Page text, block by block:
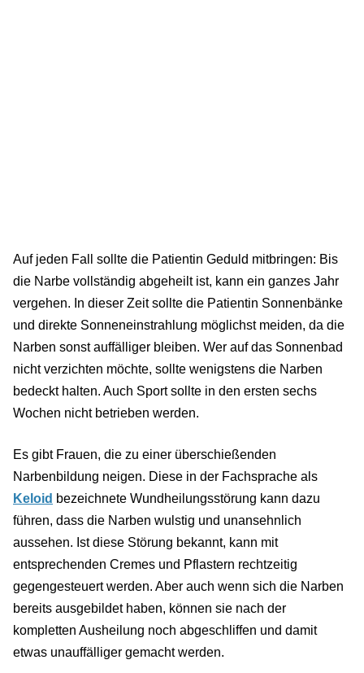
Auf jeden Fall sollte die Patientin Geduld mitbringen: Bis
die Narbe vollständig abgeheilt ist, kann ein ganzes Jahr
vergehen. In dieser Zeit sollte die Patientin Sonnenbänke
und direkte Sonneneinstrahlung möglichst meiden, da die
Narben sonst auffälliger bleiben. Wer auf das Sonnenbad
nicht verzichten möchte, sollte wenigstens die Narben
bedeckt halten. Auch Sport sollte in den ersten sechs
Wochen nicht betrieben werden.
Es gibt Frauen, die zu einer überschießenden
Narbenbildung neigen. Diese in der Fachsprache als
Keloid bezeichnete Wundheilungsstörung kann dazu
führen, dass die Narben wulstig und unansehnlich
aussehen. Ist diese Störung bekannt, kann mit
entsprechenden Cremes und Pflastern rechtzeitig
gegengesteuert werden. Aber auch wenn sich die Narben
bereits ausgebildet haben, können sie nach der
kompletten Ausheilung noch abgeschliffen und damit
etwas unauffälliger gemacht werden.